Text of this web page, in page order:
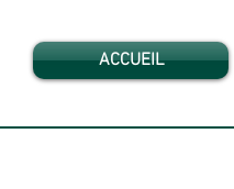
ACCUEIL